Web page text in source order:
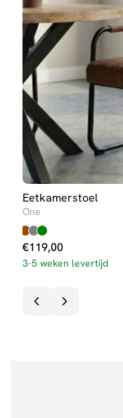
Eetkamerstoel
One
€119,00
3-5 weken levertijd